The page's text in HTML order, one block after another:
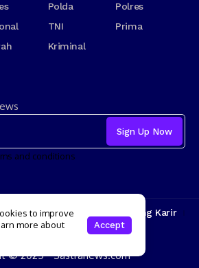
Polda
Polres
TNI
Prima
Kriminal
and conditions
Iklan Tentang Kami
Jenjang Karir
© 2025 - Sastranews.com
to improve
more about
Accept